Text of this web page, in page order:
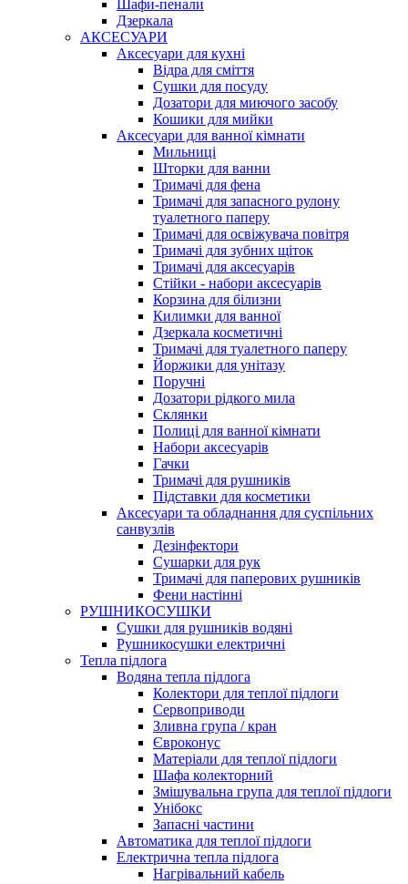
Шафи-пенали
Дзеркала
АКСЕСУАРИ
Аксесуари для кухні
Відра для сміття
Сушки для посуду
Дозатори для миючого засобу
Кошики для мийки
Аксесуари для ванної кімнати
Мильниці
Шторки для ванни
Тримачі для фена
Тримачі для запасного рулону
туалетного паперу
Тримачі для освіжувача повітря
Тримачі для зубних щіток
Тримачі для аксесуарів
Стійки - набори аксесуарів
Корзина для білизни
Килимки для ванної
Дзеркала косметичні
Тримачі для туалетного паперу
Йоржики для унітазу
Поручні
Дозатори рідкого мила
Склянки
Полиці для ванної кімнати
Набори аксесуарів
Гачки
Тримачі для рушників
Підставки для косметики
Аксесуари та обладнання для суспільних
санвузлів
Дезінфектори
Сушарки для рук
Тримачі для паперових рушників
Фени настінні
РУШНИКОСУШКИ
Сушки для рушників водяні
Рушникосушки електричні
Тепла підлога
Водяна тепла підлога
Колектори для теплої підлоги
Сервоприводи
Зливна група / кран
Євроконус
Матеріали для теплої підлоги
Шафа колекторний
Змішувальна група для теплої підлоги
Унібокс
Запасні частини
Автоматика для теплої підлоги
Електрична тепла підлога
Нагрівальний кабель